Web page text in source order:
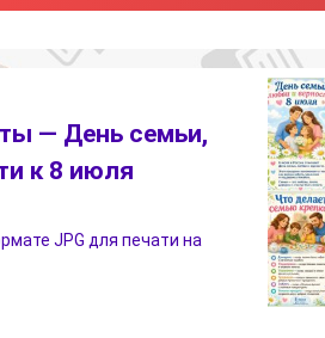
— День семьи,
к 8 июля
JPG для печати на